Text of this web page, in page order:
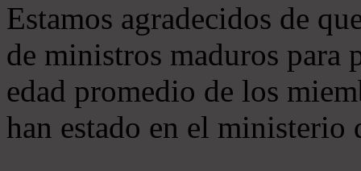
Estamos agradecidos de
de ministros maduros
edad promedio de los
han estado en el ministerio